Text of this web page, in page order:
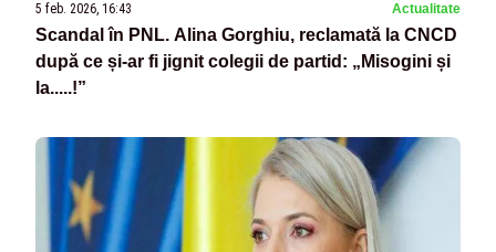
5 feb. 2026, 16:43 Actualitate
Scandal în PNL. Alina Gorghiu, reclamată la CNCD
după ce și-ar fi jignit colegii de partid: „Misogini și
la.....!”